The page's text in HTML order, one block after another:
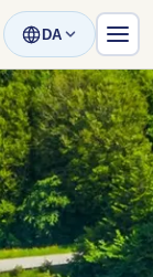
DA